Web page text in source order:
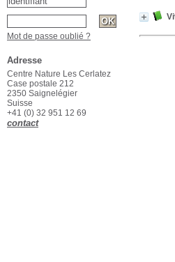
Mot de passe oublié ?
Adresse
Centre Nature Les Cerlatez
Case postale 212
2350 Saignelégier
Suisse
+41 (0) 32 951 12 69
contact